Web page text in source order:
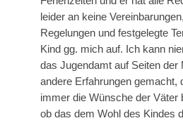
leider an keine
Regelungen und festgelegte
Kind gg. mich auf. Ich kann
das Jugendamt auf Seiten der
andere Erfahrungen gemacht,
immer die Wünsche der Väter
ob das dem Wohl des Kindes